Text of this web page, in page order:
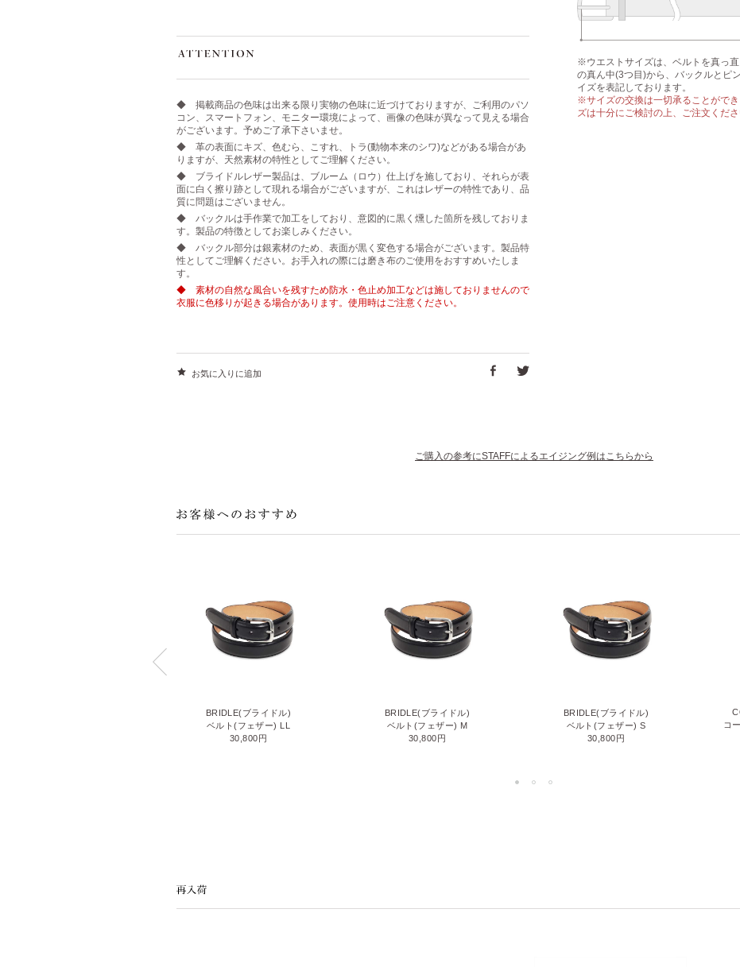
◆ 掲載商品の色味は出来る限り実物の色味に近づけておりますが、ご利用のパソ
コン、スマートフォン、モニター環境によって、画像の色味が異なって見える場合
がございます。予めご了承下さいませ。
◆ 革の表面にキズ、色むら、こすれ、トラ(動物本来のシワ)などがある場合があ
りますが、天然素材の特性としてご理解ください。
◆ ブライドルレザー製品は、ブルーム（ロウ）仕上げを施しており、それらが表
面に白く擦り跡として現れる場合がございますが、これはレザーの特性であり、品
質に問題はございません。
◆ バックルは手作業で加工をしており、意図的に黒く燻した箇所を残しておりま
す。製品の特徴としてお楽しみください。
◆ バックル部分は銀素材のため、表面が黒く変色する場合がございます。製品特
性としてご理解ください。お手入れの際には磨き布のご使用をおすすめいたしま
す。
◆ 素材の自然な風合いを残すため防水・色止め加工などは施しておりませんので
衣服に色移りが起きる場合があります。使用時はご注意ください。
お気に入りに追加
※ウエストサイズは、ベルトを真っ
の真ん中(3つ目)から、バックルとピ
イズを表記しております。
※サイズの交換は一切承ることがで
ズは十分にご検討の上、ご注文くだ
ご購入の参考にSTAFFによるエイジング例はこちらから
BRIDLE(ブライドル)
ベルト(フェザー) LL
30,800円
BRIDLE(ブライドル)
ベルト(フェザー) M
30,800円
BRIDLE(ブライドル)
ベルト(フェザー) S
30,800円
コ